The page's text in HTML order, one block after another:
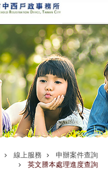
線上服務
申辦案件查詢
英文謄本處理進度查詢